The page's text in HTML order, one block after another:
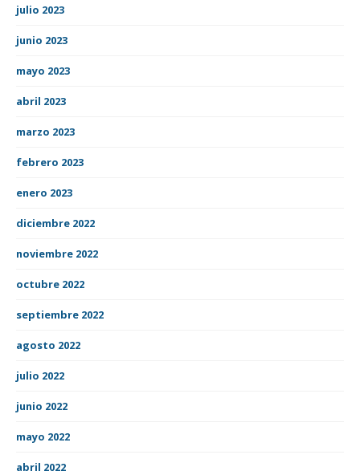
julio 2023
junio 2023
mayo 2023
abril 2023
marzo 2023
febrero 2023
enero 2023
diciembre 2022
noviembre 2022
octubre 2022
septiembre 2022
agosto 2022
julio 2022
junio 2022
mayo 2022
abril 2022